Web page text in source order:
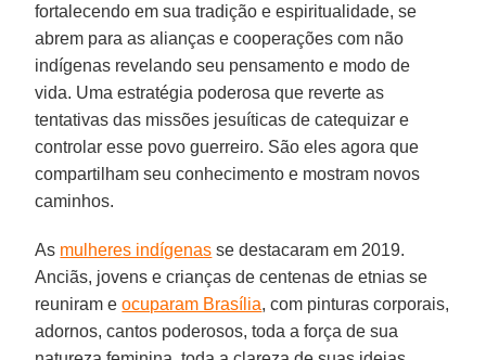
fortalecendo em sua tradição e espiritualidade, se
abrem para as alianças e cooperações com não
indígenas revelando seu pensamento e modo de
vida. Uma estratégia poderosa que reverte as
tentativas das missões jesuíticas de catequizar e
controlar esse povo guerreiro. São eles agora que
compartilham seu conhecimento e mostram novos
caminhos.
As mulheres indígenas se destacaram em 2019.
Anciãs, jovens e crianças de centenas de etnias se
reuniram eocuparam Brasília, com pinturas corporais,
adornos, cantos poderosos, toda a força de sua